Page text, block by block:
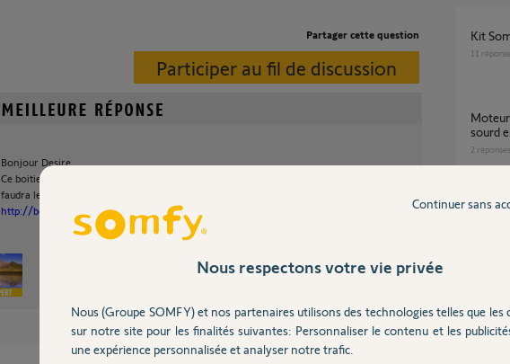
Partager cette question
Participer au fil de discussion
Bonjour Desire,
Ce boitier est compatible avec votre motorisation "branche et utilise" il
faudra le programmer.
http://boutique.somfy.fr/boitier-electronique-passeo-600-...
Kit
11
Moteur esclave siminor S200 qui fait bruit
sourd
2 réponses
Par
7réponses
Nous respectons votre vie privée
Nous (Groupe SOMFY) et nos partenaires utilisons des technologies telles que les
sur notre site pour les finalités suivantes: Personnaliser le contenu et les
une expérience personnalisée et analyser notre trafic.
Continuer sans